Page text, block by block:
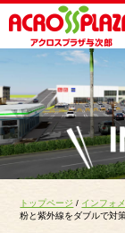
トップページ / インフォ
粉と紫外線をダブルで対